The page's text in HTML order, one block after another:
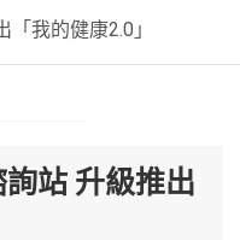
我的健康2.0」
站 升級推出